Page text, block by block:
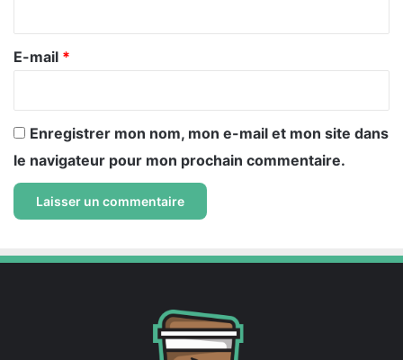
r
e
E-mail *
Enregistrer mon nom, mon e-mail et mon site dans
le navigateur pour mon prochain commentaire.